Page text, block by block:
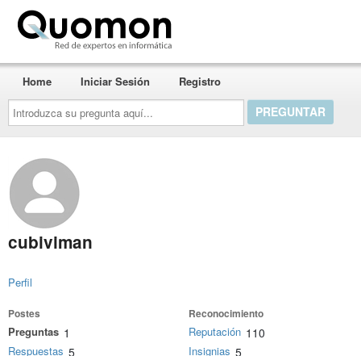
Introduzca
su
pregunta
aquí...
Home Iniciar Sesión Registro
cubiviman
Perfil
Postes
Preguntas 1
Respuestas 5
Reconocimiento
Reputación 110
Insignias 5